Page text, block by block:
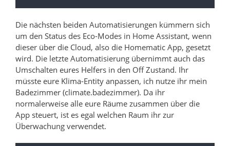
Die nächsten beiden Automatisierungen kümmern sich
um den Status des Eco-Modes in Home Assistant, wenn
dieser über die Cloud, also die Homematic App, gesetzt
wird. Die letzte Automatisierung übernimmt auch das
Umschalten eures Helfers in den Off Zustand. Ihr
müsste eure Klima-Entity anpassen, ich nutze ihr mein
Badezimmer (climate.badezimmer). Da ihr
normalerweise alle eure Räume zusammen über die
App steuert, ist es egal welchen Raum ihr zur
Überwachung verwendet.